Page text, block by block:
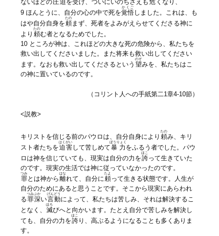
ないほどの圧迫 を受け、ついにいのちさえも 危 くなり、
9 ほんとうに、自分の心の中で死を覚悟
かくご
しました。これは、も
はや自分自身を頼
たの
まず、死者をよみがえらせてくださる神に
より 頼
たの
む者となるためでした。
10 ところが神は、これほどの大きな死の危険から、私たちを
救い出してくださいました。また将来も救い出してください
ます。なおも救い出してくださるという 望
のぞ
みを、私たちはこ
の神に置いているのです。
（コリント人への手紙第二1章4-10節）
<説教>
キリストを信じる前のパウロは、自分自身により 頼
たの
み、キリ
スト者たちを迫害
はくがい
して苦しめて暴力
ぼうりょく
をふるう者でした。パウ
ロは神を信じていても、現実は自分の力を誇
ほこ
って生きていた
のです。現実の生活では神に従っていなかったのです。
罪
つみ
とは神から 離
はな
れて、自分に頼
たよ
って生きる状態です。人生が
自分のためにあると思うことです。そこから現実にあらわれ
る罪深
つみぶか
い言動
げんどう
によって、私たちは苦しみ、それは解決するこ
となく、 滅
ほろ
びへと向かいます。たとえ自分で苦しみを解決し
ても、自分の力を誇
ほこ
り、高ぶるようになることも多くありま
す。